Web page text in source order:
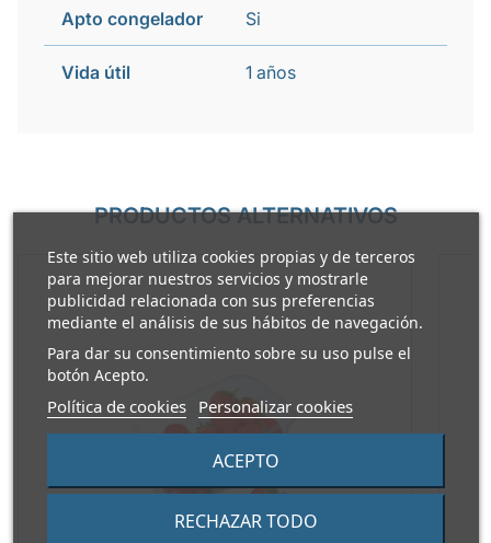
Este sitio web utiliza cookies propias y de terceros
para mejorar nuestros servicios y mostrarle
publicidad relacionada con sus preferencias
mediante el análisis de sus hábitos de navegación.
Para dar su consentimiento sobre su uso pulse el
botón Acepto.
Política de cookies Personalizar cookies
RECHAZAR TODO
ACEPTO
Apto congelador Si
Vida útil 1 años
PRODUCTOS ALTERNATIVOS